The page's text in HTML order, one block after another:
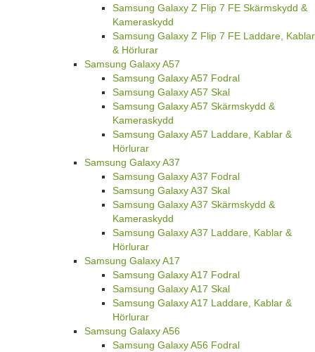
Samsung Galaxy Z Flip 7 FE Skärmskydd &
Kameraskydd
Samsung Galaxy Z Flip 7 FE Laddare, Kablar
& Hörlurar
Samsung Galaxy A57
Samsung Galaxy A57 Fodral
Samsung Galaxy A57 Skal
Samsung Galaxy A57 Skärmskydd &
Kameraskydd
Samsung Galaxy A57 Laddare, Kablar &
Hörlurar
Samsung Galaxy A37
Samsung Galaxy A37 Fodral
Samsung Galaxy A37 Skal
Samsung Galaxy A37 Skärmskydd &
Kameraskydd
Samsung Galaxy A37 Laddare, Kablar &
Hörlurar
Samsung Galaxy A17
Samsung Galaxy A17 Fodral
Samsung Galaxy A17 Skal
Samsung Galaxy A17 Laddare, Kablar &
Hörlurar
Samsung Galaxy A56
Samsung Galaxy A56 Fodral